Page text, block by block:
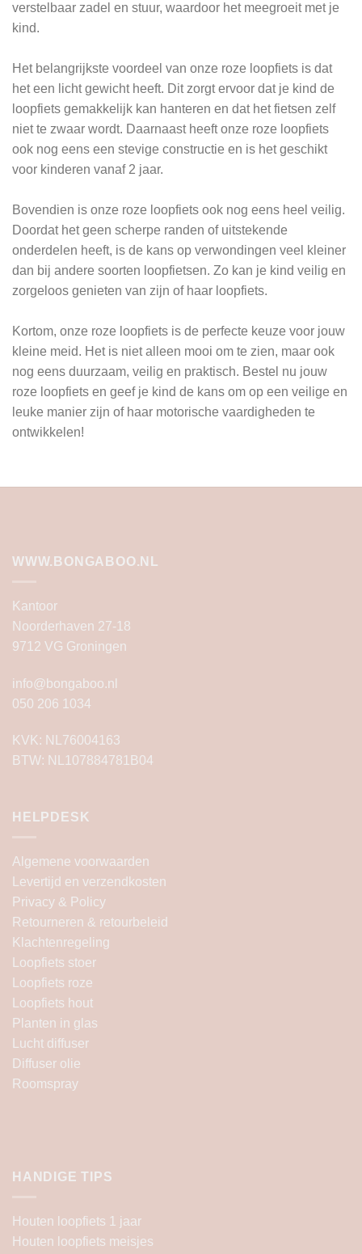
verstelbaar zadel en stuur, waardoor het meegroeit met je
kind.
Het belangrijkste voordeel van onze roze loopfiets is dat
het een licht gewicht heeft. Dit zorgt ervoor dat je kind de
loopfiets gemakkelijk kan hanteren en dat het fietsen zelf
niet te zwaar wordt. Daarnaast heeft onze roze loopfiets
ook nog eens een stevige constructie en is het geschikt
voor kinderen vanaf 2 jaar.
Bovendien is onze roze loopfiets ook nog eens heel veilig.
Doordat het geen scherpe randen of uitstekende
onderdelen heeft, is de kans op verwondingen veel kleiner
dan bij andere soorten loopfietsen. Zo kan je kind veilig en
zorgeloos genieten van zijn of haar loopfiets.
Kortom, onze roze loopfiets is de perfecte keuze voor jouw
kleine meid. Het is niet alleen mooi om te zien, maar ook
nog eens duurzaam, veilig en praktisch. Bestel nu jouw
roze loopfiets en geef je kind de kans om op een veilige en
leuke manier zijn of haar motorische vaardigheden te
ontwikkelen!
WWW.BONGABOO.NL
Kantoor
Noorderhaven 27-18
9712 VG Groningen
info@bongaboo.nl
050 206 1034
KVK: NL76004163
BTW: NL107884781B04
HELPDESK
Algemene voorwaarden
Levertijd en verzendkosten
Privacy & Policy
Retourneren & retourbeleid
Klachtenregeling
Loopfiets stoer
Loopfiets roze
Loopfiets hout
Planten in glas
Lucht diffuser
Diffuser olie
Roomspray
HANDIGE TIPS
Houten loopfiets 1 jaar
Houten loopfiets meisjes